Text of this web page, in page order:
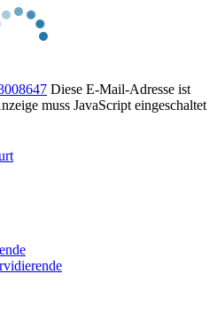
Diese E-Mail-Adresse ist
muss JavaScript eingeschaltet